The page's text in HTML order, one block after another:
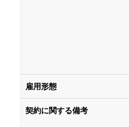
雇用形態
契約に関する備考